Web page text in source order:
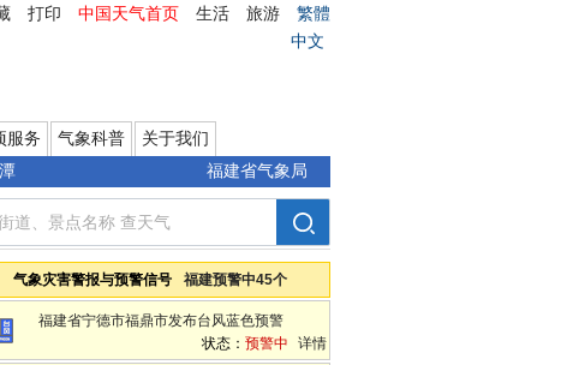
打印 中国天气首页 生活 旅游
繁體
中文
服务 气象科普
关于我们
福建省气象局
气象灾害警报与预警信号 福建预警中45个
福建省宁德市福鼎市发布台风蓝色预警
状态： 预警中 详情